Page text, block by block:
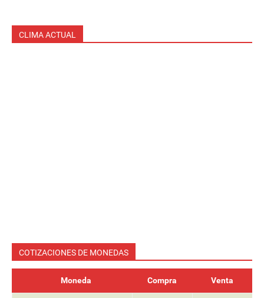
CLIMA ACTUAL
COTIZACIONES DE MONEDAS
Moneda Compra Venta